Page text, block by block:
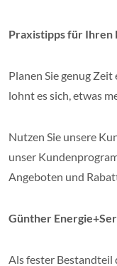
Praxistipps für Ihren
Planen Sie genug
lohnt es sich, etwas
Nutzen Sie unsere
unser
Angeboten und
Günther
Als fester